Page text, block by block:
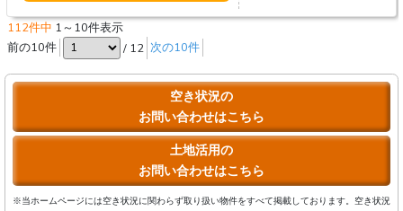
112件中 1～10件表示
前の10件
/ 12 次の10件
空き状況の
お問い合わせはこちら
土地活用の
お問い合わせはこちら
※当ホームページには空き状況に関わらず取り扱い物件をすべて掲載しております。空き状況